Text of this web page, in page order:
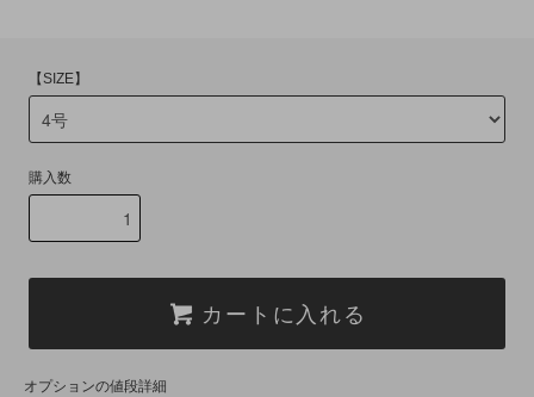
【SIZE】
購入数
カートに入れる
オプションの値段詳細